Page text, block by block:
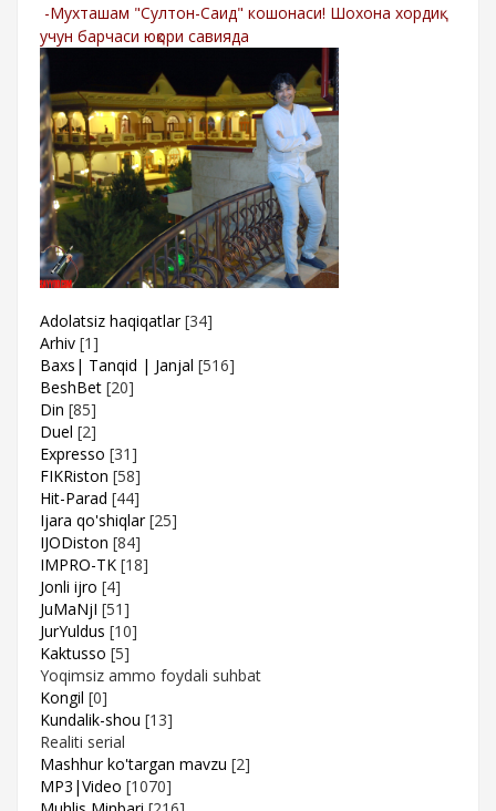
-Мухташам "Султон-Саид" кошонаси! Шохона хордиқ
учун барчаси юқори савияда
Adolatsiz haqiqatlar [34]
Arhiv [1]
Baxs| Tanqid | Janjal [516]
BeshBet [20]
Din [85]
Duel [2]
Expresso [31]
FIKRiston [58]
Hit-Parad [44]
Ijara qo'shiqlar [25]
IJODiston [84]
IMPRO-TK [18]
Jonli ijro [4]
JuMaNjI [51]
JurYuldus [10]
Kaktusso [5]
Yoqimsiz ammo foydali suhbat
Kongil [0]
Kundalik-shou [13]
Realiti serial
Mashhur ko'targan mavzu [2]
MP3|Video [1070]